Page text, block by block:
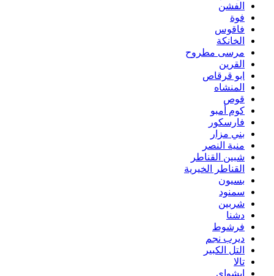
الفشن
فوة
فاقوس
الخانكة
مرسى مطروح
القرين
ابو قرقاص
المنشاه
قوص
كوم أمبو
فارسكور
بني مزار
منية النصر
شبين القناطر
القناطر الخيرية
بسيون
سمنود
شربين
دشنا
فرشوط
ديرب نجم
التل الكبير
تالا
ابشواى